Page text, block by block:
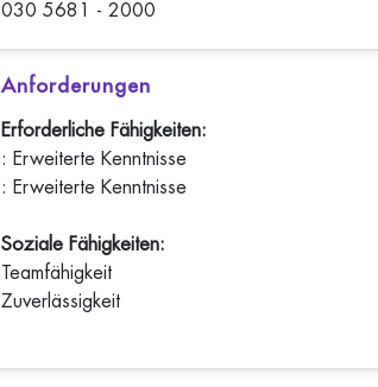
030 5681 - 2000
Anforderungen
Erforderliche Fähigkeiten:
: Erweiterte Kenntnisse
: Erweiterte Kenntnisse
Soziale Fähigkeiten:
Teamfähigkeit
Zuverlässigkeit